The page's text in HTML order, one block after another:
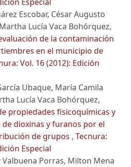
Escobar, César Augusto
Lucía Vaca Bohórquez,
de la contaminación
en el municipio de
Vol. 16 (2012): Edición
Ubaque, María Camila
Lucía Vaca Bohórquez,
propiedades fisicoquímicas y
dioxinas y furanos por el
de grupos , Tecnura:
Especial
Valbuena Porras, Milton Mena